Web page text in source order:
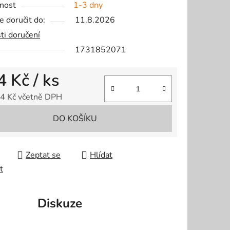
1-3 dny
doručit do:
11.8.2026
doručení
1731852071
Kč/ ks
Kč včetně DPH
DO KOŠÍKU
Zeptat se
Hlídat
Diskuze